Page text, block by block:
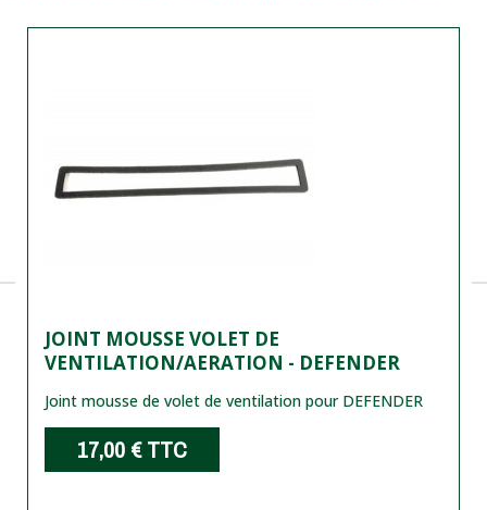
JOINT MOUSSE VOLET DE
VENTILATION/AERATION - DEFENDER
Joint mousse de volet de ventilation pour DEFENDER
17,00 €TTC